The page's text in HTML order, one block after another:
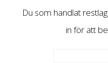
Du som handlat
in för att